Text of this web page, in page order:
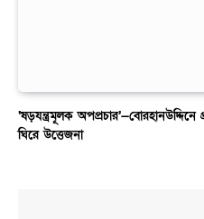
‘ষড়যন্ত্রমূলক
ঘিরে উত্তেজনা